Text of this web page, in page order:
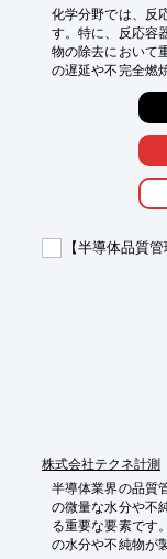
化学分野では、反
す。特に、反応容
物の除去において
の遅延や不完全燃
を及ぼす可能性が
ト』は、低出力か
プロセスの効率化
【活用シーン】
・反応容器の洗浄
【導入の効果】
【半導体品質
株式会社テクネ計測
半導体業界の品質
の微量な水分や不
る重要な要素です
の水分や不純物が